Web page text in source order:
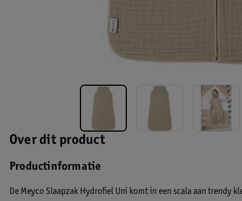
Over dit product
Productinformatie
De Meyco Slaapzak Hydrofiel Uni komt in een scala aan trendy